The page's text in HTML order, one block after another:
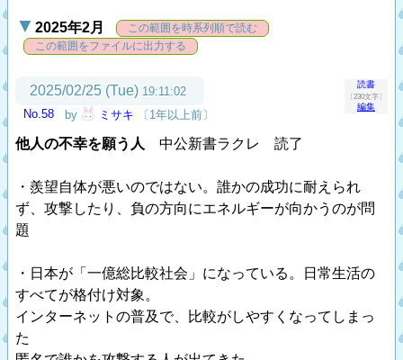
2025年2月
この範囲を時系列順で読む
この範囲をファイルに出力する
読書
〔230文字〕
編集
2025/02/25 (Tue) 19:11:02
No.58
by ミサキ 〔1年以上前〕
他人の不幸を願う人 中公新書ラクレ 読了
・羨望自体が悪いのではない。誰かの成功に耐えられ
ず、攻撃したり、負の方向にエネルギーが向かうのが問
題
・日本が「一億総比較社会」になっている。日常生活の
すべてが格付け対象。
インターネットの普及で、比較がしやすくなってしまっ
た